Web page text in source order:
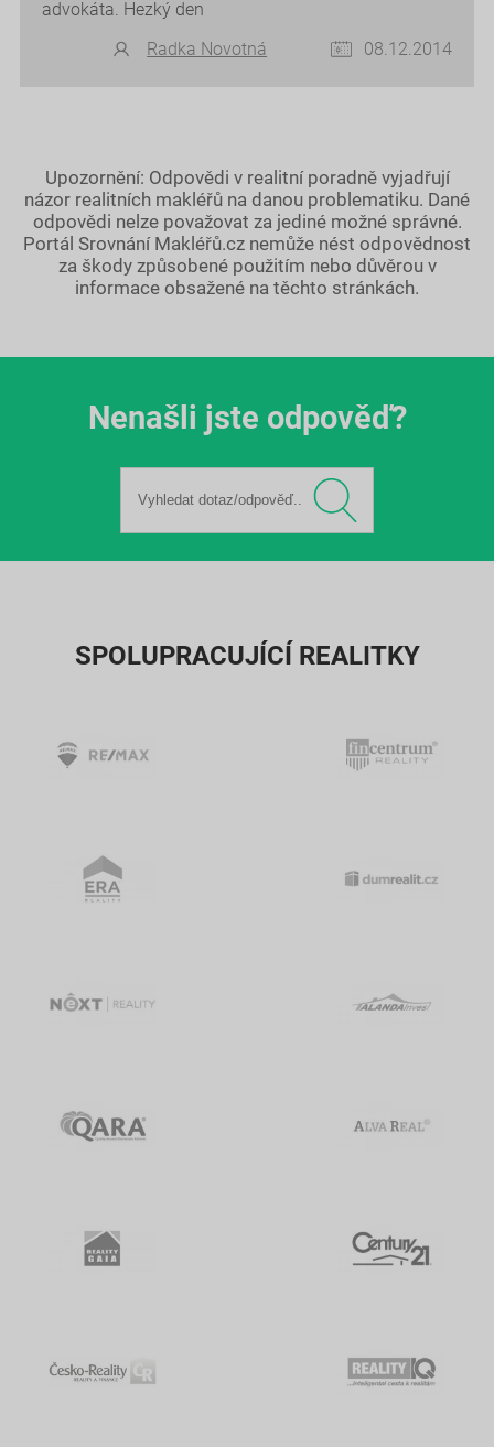
advokáta. Hezký den
Radka Novotná
08.12.2014
Upozornění: Odpovědi v realitní poradně vyjadřují
názor realitních makléřů na danou problematiku. Dané
odpovědi nelze považovat za jediné možné správné.
Portál Srovnání Makléřů.cz nemůže nést odpovědnost
za škody způsobené použitím nebo důvěrou v
informace obsažené na těchto stránkách.
Nenašli jste odpověď?
SPOLUPRACUJÍCÍ REALITKY